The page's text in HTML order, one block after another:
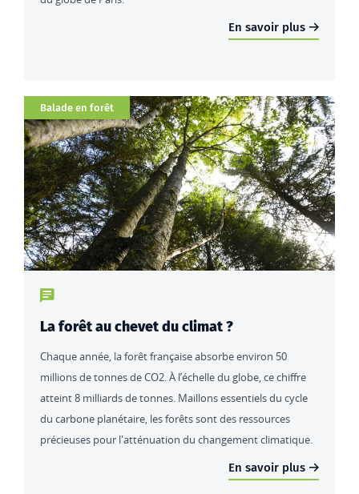
En savoir plus
Catégorie
Balade en forêt
Type de contenu : actualités
La forêt au chevet du climat ?
Chaque année, la forêt française absorbe environ 50
millions de tonnes de CO2. À l’échelle du globe, ce chiffre
atteint 8 milliards de tonnes. Maillons essentiels du cycle
du carbone planétaire, les forêts sont des ressources
précieuses pour l'atténuation du changement climatique.
En savoir plus